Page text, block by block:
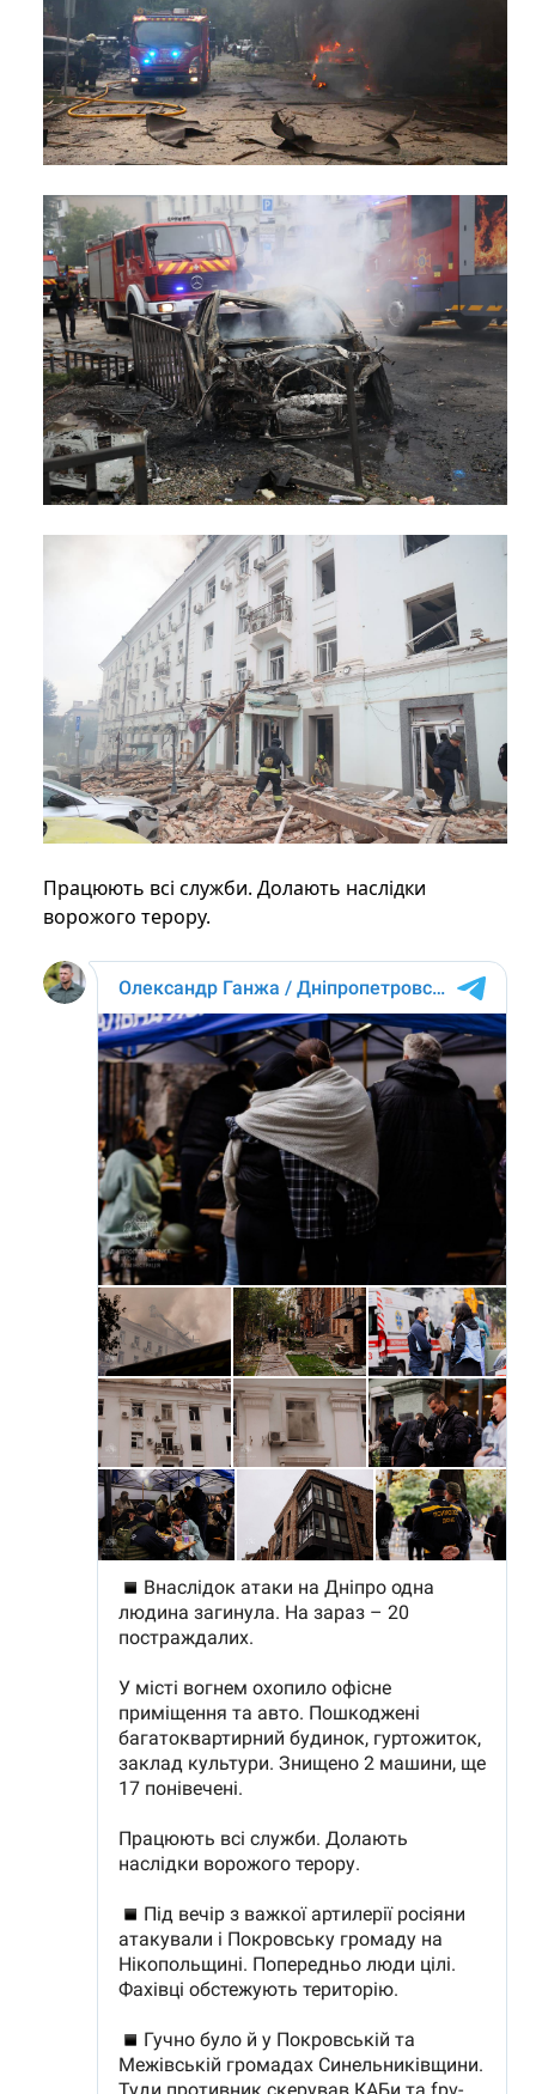
Працюють всі служби. Долають наслідки
ворожого терору.